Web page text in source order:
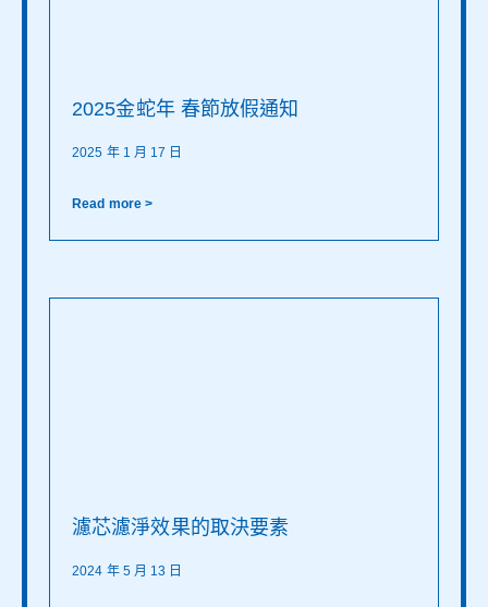
2025金蛇年 春節放假通知
2025 年 1 月 17 日
Read more >
濾芯濾淨效果的取決要素
2024 年 5 月 13 日